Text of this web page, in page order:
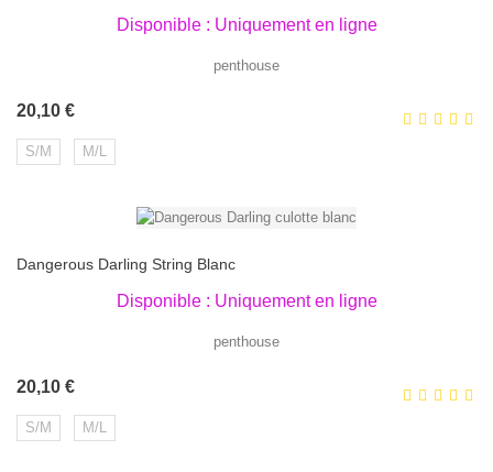
Disponible : Uniquement en ligne
penthouse
20,10 €Prix
S/M M/L
Dangerous Darling String Blanc
Disponible : Uniquement en ligne
penthouse
20,10 €Prix
S/M M/L